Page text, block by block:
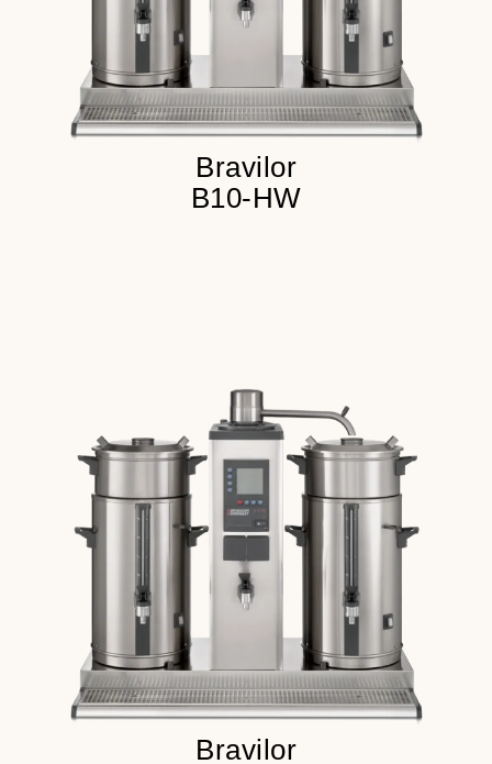
Bravilor
B10-HW
Bravilor
Подключение к водопроводу
Встроенный таймер
Резервный запас кофе - 40
литров